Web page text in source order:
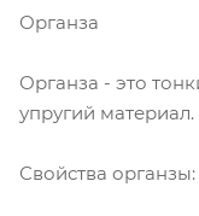
Органза
Органза - это
упругий материал.
Свойства органзы: